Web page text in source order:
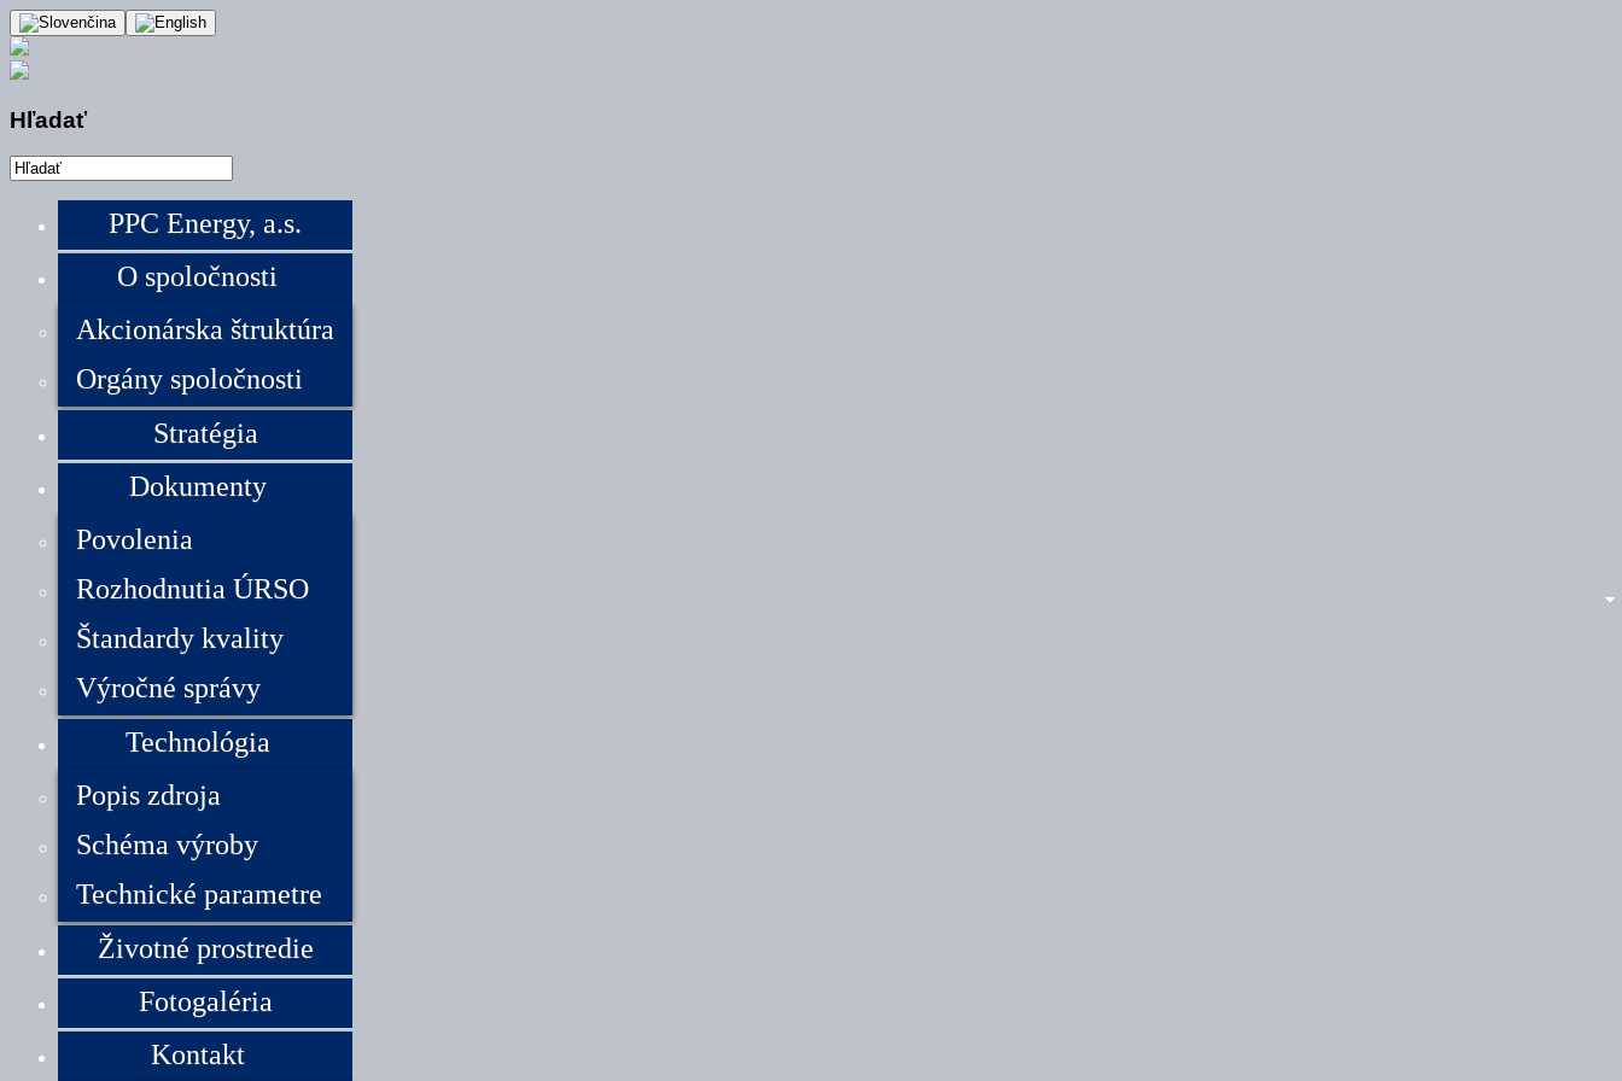
Hľadať
PPC Energy, a.s.
O spoločnosti
Akcionárska štruktúra
Orgány spoločnosti
Stratégia
Dokumenty
Povolenia
Rozhodnutia ÚRSO
Štandardy kvality
Výročné správy
Technológia
Popis zdroja
Schéma výroby
Technické parametre
Životné prostredie
Fotogaléria
Kontakt